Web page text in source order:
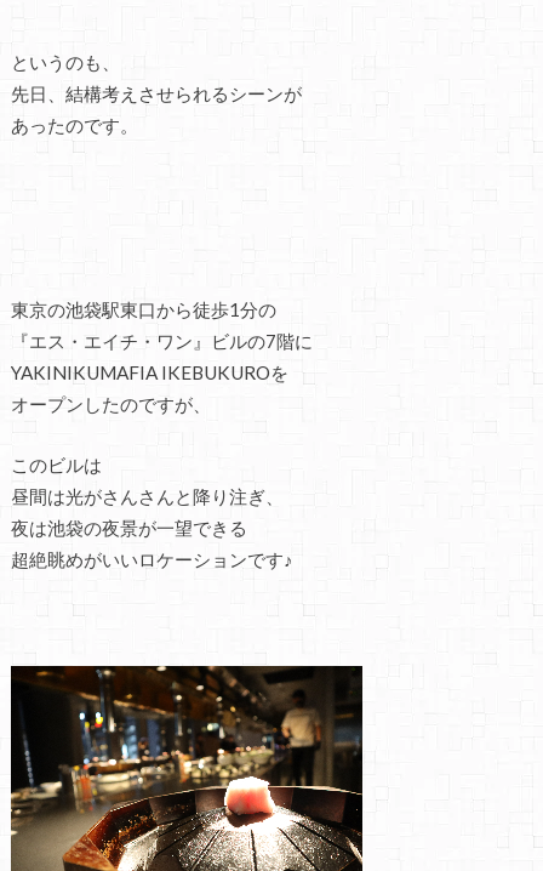
というのも、
先日、結構考えさせられるシーンが
あったのです。
東京の池袋駅東口から徒歩1分の
『エス・エイチ・ワン』ビルの7階に
YAKINIKUMAFIA IKEBUKUROを
オープンしたのですが、
このビルは
昼間は光がさんさんと降り注ぎ、
夜は池袋の夜景が一望できる
超絶眺めがいいロケーションです♪